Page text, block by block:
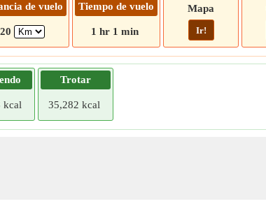
de vuelo Tiempo de vuelo
1 hr 1 min
Mapa
Ir!
kcal
Trotar
35,282 kcal